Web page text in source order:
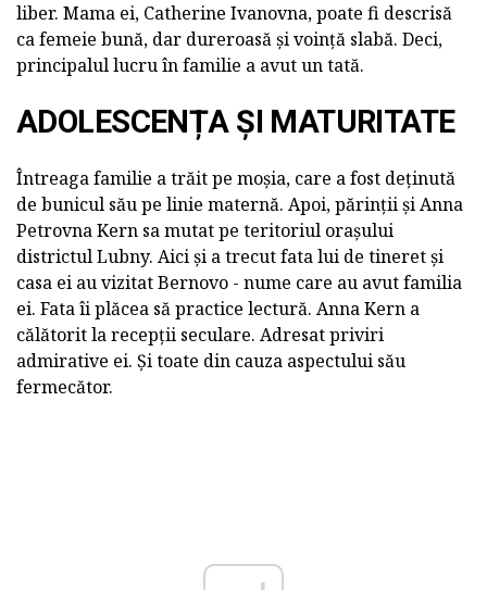
liber. Mama ei, Catherine Ivanovna, poate fi descrisă
ca femeie bună, dar dureroasă și voință slabă. Deci,
principalul lucru în familie a avut un tată.
ADOLESCENȚA ȘI MATURITATE
Întreaga familie a trăit pe moșia, care a fost deținută
de bunicul său pe linie maternă. Apoi, părinții și Anna
Petrovna Kern sa mutat pe teritoriul orașului
districtul Lubny. Aici și a trecut fata lui de tineret și
casa ei au vizitat Bernovo - nume care au avut familia
ei. Fata îi plăcea să practice lectură. Anna Kern a
călătorit la recepții seculare. Adresat priviri
admirative ei. Și toate din cauza aspectului său
fermecător.